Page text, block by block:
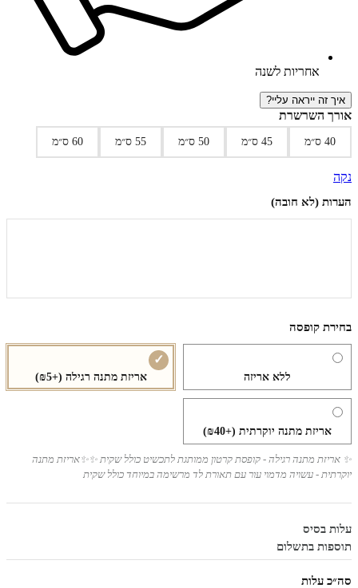
אחריות לשנה
איך זה ייראה עליי?
אורך השרשרת
40 ס״מ 45 ס״מ 50 ס״מ 55 ס״מ 60 ס״מ
נקה
הערות (לא חובה)
בחירת קופסה
ללא אריזה אריזת מתנה רגילה (+₪5)
אריזת מתנה יוקרתית (+₪40)
✨ אריזת מתנה רגילה - קופסת קרטון ממותגת לתכשיט כולל שקית ✨✨אריזת מתנה
יוקרתית - עשויה מדמוי עור עם תאורת לד מרשימה במיוחד כולל שקית
עלות בסיס
תוספות בתשלום
סה״כ עלות